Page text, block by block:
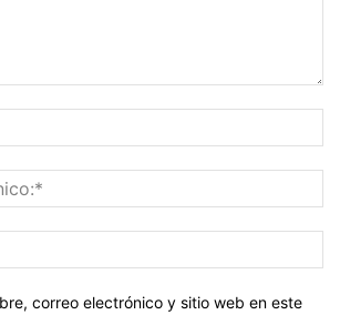
correo electrónico y sitio web en este